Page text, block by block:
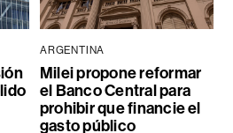
ARGENTINA
Milei propone reformar
el Banco Central para
prohibir que financie el
gasto público